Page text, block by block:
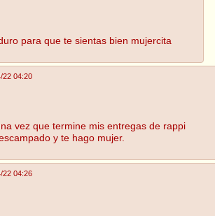
para que te sientas bien mujercita
22 04:20
vez que termine mis entregas de rappi
y te hago mujer.
22 04:26